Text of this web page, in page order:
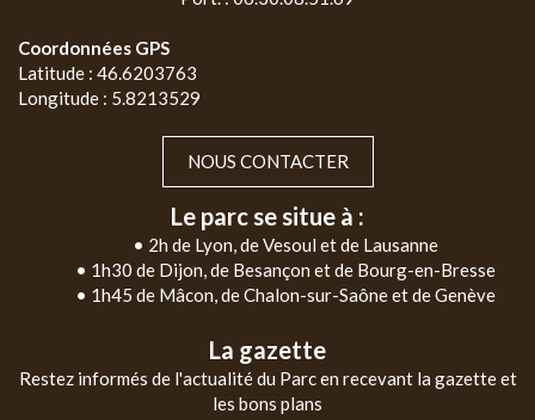
Coordonnées GPS
Latitude : 46.6203763
Longitude : 5.8213529
NOUS CONTACTER
Le parc se situe à :
• 2h de Lyon, de Vesoul et de Lausanne
• 1h30 de Dijon, de Besançon et de Bourg-en-Bresse
• 1h45 de Mâcon, de Chalon-sur-Saône et de Genève
La gazette
Restez informés de l'actualité du Parc en recevant la gazette et
les bons plans